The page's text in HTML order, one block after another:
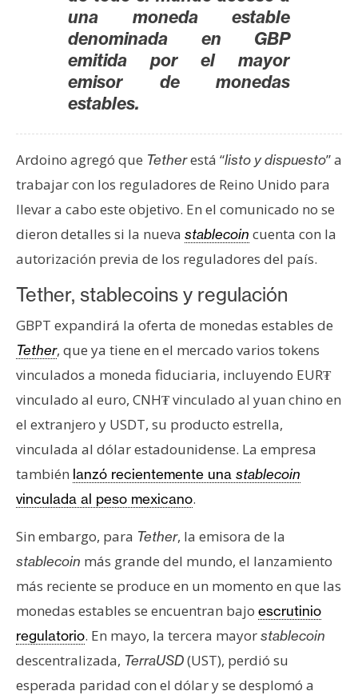
una moneda estable
denominada en GBP
emitida por el mayor
emisor de monedas
estables.
Ardoino agregó que Tetherestá “listo y dispuesto” a
trabajar con los reguladores de Reino Unido para
llevar a cabo este objetivo. En el comunicado no se
dieron detalles si la nueva stablecoin cuenta con la
autorización previa de los reguladores del país.
Tether, stablecoins y regulación
GBPT expandirá la oferta de monedas estables de
Tether, que ya tiene en el mercado varios tokens
vinculados a moneda fiduciaria, incluyendo EUR₮
vinculado al euro, CNH₮ vinculado al yuan chino en
el extranjero y USDT, su producto estrella,
vinculada al dólar estadounidense. La empresa
también lanzó recientemente una stablecoin
vinculada al peso mexicano.
Sin embargo, para Tether, la emisora de la
stablecoin más grande del mundo, el lanzamiento
más reciente se produce en un momento en que las
monedas estables se encuentran bajo escrutinio
regulatorio. En mayo, la tercera mayorstablecoin
descentralizada, TerraUSD(UST), perdió su
esperada paridad con el dólar y se desplomó a